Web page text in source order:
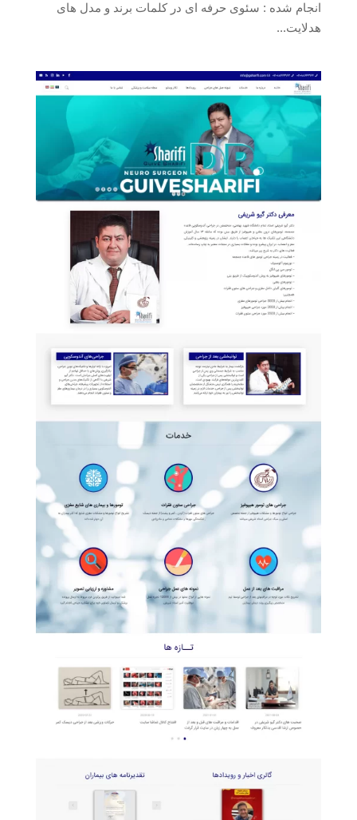
انجام شده : سئوی حرفه ای در کلمات برند و مدل های
هدلایت...